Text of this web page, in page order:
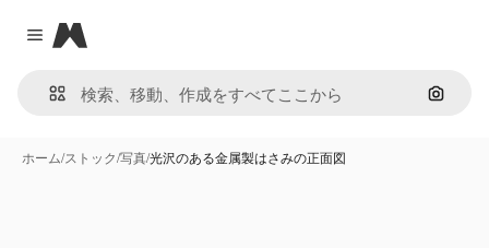
Close menu
Magnific
画像で
ホーム/ストック/写真/光沢のある金属製はさみの正面図